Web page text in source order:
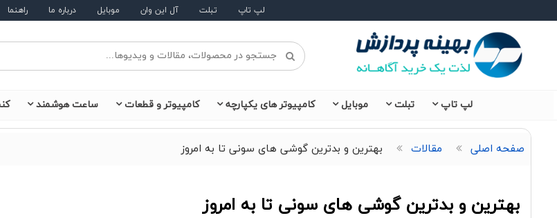
لپ تاپ تبلت آل این وان موبایل درباره ما راهنما
لپ تاپ تبلت موبایل کامپیوتر های یکپارچه کامپیوتر و قطعات ساعت هوشمند
صفحه اصلی مقالات بهترین و بدترین گوشی های سونی تا به امروز
بهترین و بدترین گوشی های سونی تا به امروز